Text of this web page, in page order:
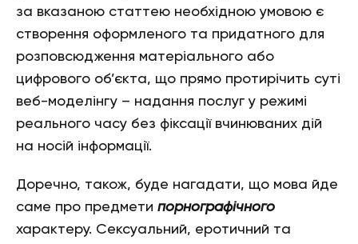
за вказаною статтею необхідною умовою є
створення оформленого та придатного для
розповсюдження матеріального або
цифрового об’єкта, що прямо протирічить суті
веб-моделінгу – надання послуг у режимі
реального часу без фіксації вчинюваних дій
на носій інформації.
Доречно, також, буде нагадати, що мова йде
саме про предмети порнографічного
характеру. Сексуальний, еротичний та